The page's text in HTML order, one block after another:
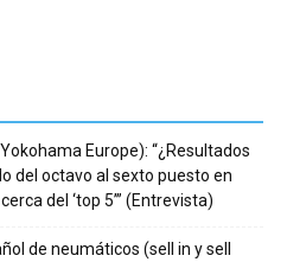
Europe): “¿Resultados
del octavo al sexto puesto en
del ‘top 5’” (Entrevista)
de neumáticos (sell in y sell